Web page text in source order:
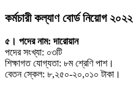
কর্মচারী কল্যাণ বোর্ড নিয়োগ ২০২২
৫। পদের নাম: দারোয়ান
পদের সংখ্যা: ০৩টি
শিক্ষাগত যোগ্যতা: ৮ম শ্রেণি পাশ।
বেতন স্কেল: ৮,২৫০-২০,০১০ টাকা।